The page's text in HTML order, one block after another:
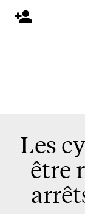
Matériaux
À propos
Les
être